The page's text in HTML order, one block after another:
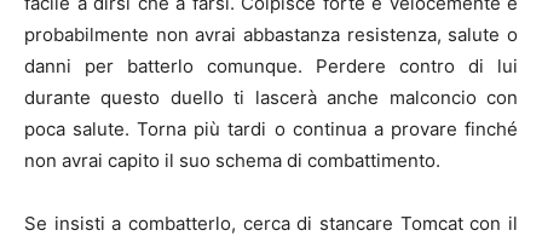
probabilmente non avrai abbastanza resistenza, salute o
danni per batterlo comunque. Perdere contro di lui
durante questo duello ti lascerà anche malconcio con
poca salute. Torna più tardi o continua a provare finché
non avrai capito il suo schema di combattimento.
Se insisti a combatterlo, cerca di stancare Tomcat con il